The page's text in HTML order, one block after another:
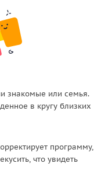
(из рода пророка
«Николая
исцелять людей.
венецианской
могилы великих
его прекрасную бухту.
знакомые или семья.
в кругу близких
программу,
что увидеть